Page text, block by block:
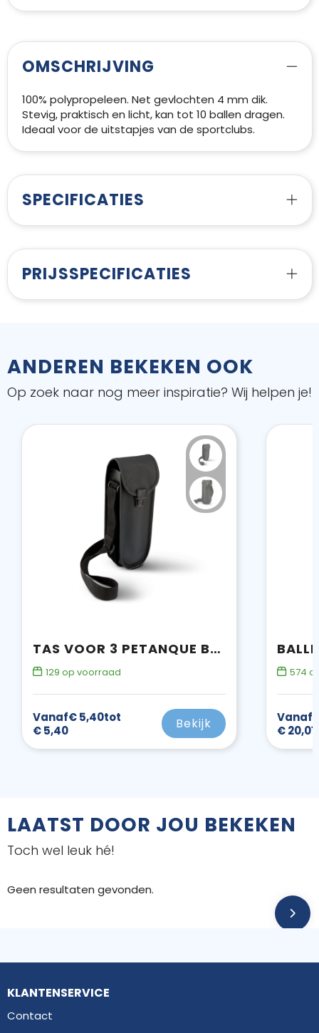
OMSCHRIJVING
100% polypropeleen. Net gevlochten 4 mm dik.
Stevig, praktisch en licht, kan tot 10 ballen dragen.
Ideaal voor de uitstapjes van de sportclubs.
SPECIFICATIES
PRIJSSPECIFICATIES
ANDEREN BEKEKEN OOK
Op zoek naar nog meer inspiratie? Wij helpen je!
TAS VOOR 3 PETANQUE BALLEN
129 op voorraad
Vanaf€ 5,40tot
€ 5,40
Bekijk
574
Vanaf
€ 20,01
LAATST DOOR JOU BEKEKEN
Toch wel leuk hé!
Geen resultaten gevonden.
KLANTENSERVICE
Contact